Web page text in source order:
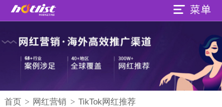
首页 > 网红营销 > TikTok网红推荐